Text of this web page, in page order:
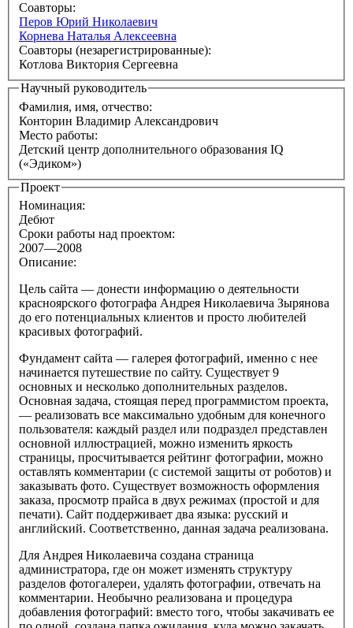
Соавторы:
Перов Юрий Николаевич
Корнева Наталья Алексеевна
Соавторы (незарегистрированные):
Котлова Виктория Сергеевна
Научный руководитель
Фамилия, имя, отчество:
Конторин Владимир Александрович
Место работы:
Детский центр дополнительного образования IQ
(«Эдиком»)
Проект
Номинация:
Дебют
Сроки работы над проектом:
2007—2008
Описание:
Цель сайта — донести информацию о деятельности
красноярского фотографа Андрея Николаевича Зырянова
до его потенциальных клиентов и просто любителей
красивых фотографий.
Фундамент сайта — галерея фотографий, именно с нее
начинается путешествие по сайту. Существует 9
основных и несколько дополнительных разделов.
Основная задача, стоящая перед программистом проекта,
— реализовать все максимально удобным для конечного
пользователя: каждый раздел или подраздел представлен
основной иллюстрацией, можно изменить яркость
страницы, просчитывается рейтинг фотографии, можно
оставлять комментарии (с системой защиты от роботов) и
заказывать фото. Существует возможность оформления
заказа, просмотр прайса в двух режимах (простой и для
печати). Сайт поддерживает два языка: русский и
английский. Соответственно, данная задача реализована.
Для Андрея Николаевича создана страница
администратора, где он может изменять структуру
разделов фотогалереи, удалять фотографии, отвечать на
комментарии. Необычно реализована и процедура
добавления фотографий: вместо того, чтобы закачивать ее